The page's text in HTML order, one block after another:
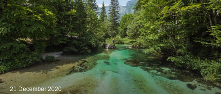
21 December 2020